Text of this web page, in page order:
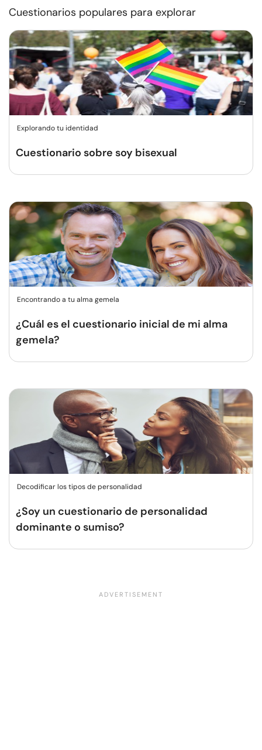
Cuestionarios populares para explorar
Explorando tu identidad
Cuestionario sobre soy bisexual
Encontrando a tu alma gemela
¿Cuál es el cuestionario inicial de mi alma
gemela?
Decodificar los tipos de personalidad
¿Soy un cuestionario de personalidad
dominante o sumiso?